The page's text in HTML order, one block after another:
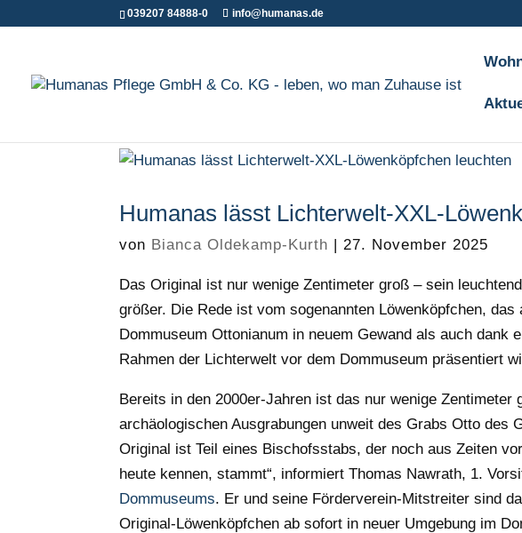
039207 84888-0 info@humanas.de
Humanas lässt Lichterwelt-XXL-
von Bianca Oldekamp-Kurth |27. November 2025
Das Original ist nur wenige Zentimeter groß – sein
größer. Die Rede ist vom sogenannten Löwenköpfchen,
Dommuseum Ottonianum in neuem Gewand als auch dank
Rahmen der Lichterwelt vor dem Dommuseum präsentiert
Bereits in den 2000er-Jahren ist das nur wenige Zentimeter
archäologischen Ausgrabungen unweit des Grabs Otto des
Original ist Teil eines Bischofsstabs, der noch aus Zeiten
heute kennen, stammt“, informiert Thomas Nawrath, 1.
Dommuseums. Er und seine Förderverein-Mitstreiter sind
Original-Löwenköpfchen ab sofort in neuer Umgebung im